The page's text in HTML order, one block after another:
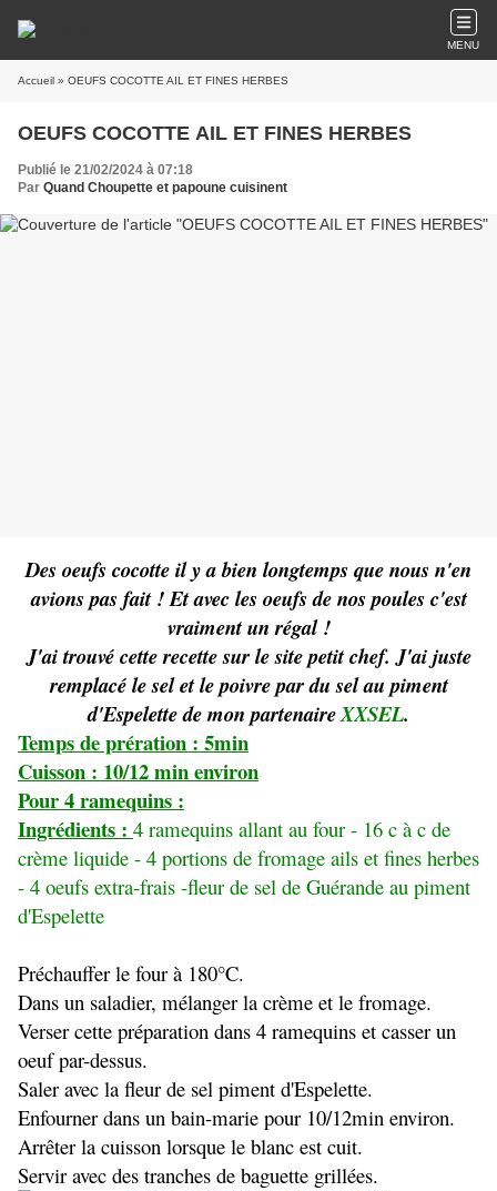
MENU
Accueil » OEUFS COCOTTE AIL ET FINES HERBES
OEUFS COCOTTE AIL ET FINES HERBES
Publié le 21/02/2024 à 07:18
Par Quand Choupette et papoune cuisinent
Des oeufs cocotte il y a bien longtemps que nous n'en
avions pas fait ! Et avec les oeufs de nos poules c'est
vraiment un régal !
J'ai trouvé cette recette sur le site petit chef. J'ai juste
remplacé le sel et le poivre par du sel au piment
d'Espelette de mon partenaireXXSEL.
Temps de prération : 5min
Cuisson : 10/12 min environ
Pour 4 ramequins :
Ingrédients : 4 ramequins allant au four - 16 c à c de
crème liquide - 4 portions de fromage ails et fines herbes
- 4 oeufs extra-frais -fleur de sel de Guérande au piment
d'Espelette
Préchauffer le four à 180°C.
Dans un saladier, mélanger la crème et le fromage.
Verser cette préparation dans 4 ramequins et casser un
oeuf par-dessus.
Saler avec la fleur de sel piment d'Espelette.
Enfourner dans un bain-marie pour 10/12min environ.
Arrêter la cuisson lorsque le blanc est cuit.
Servir avec des tranches de baguette grillées.